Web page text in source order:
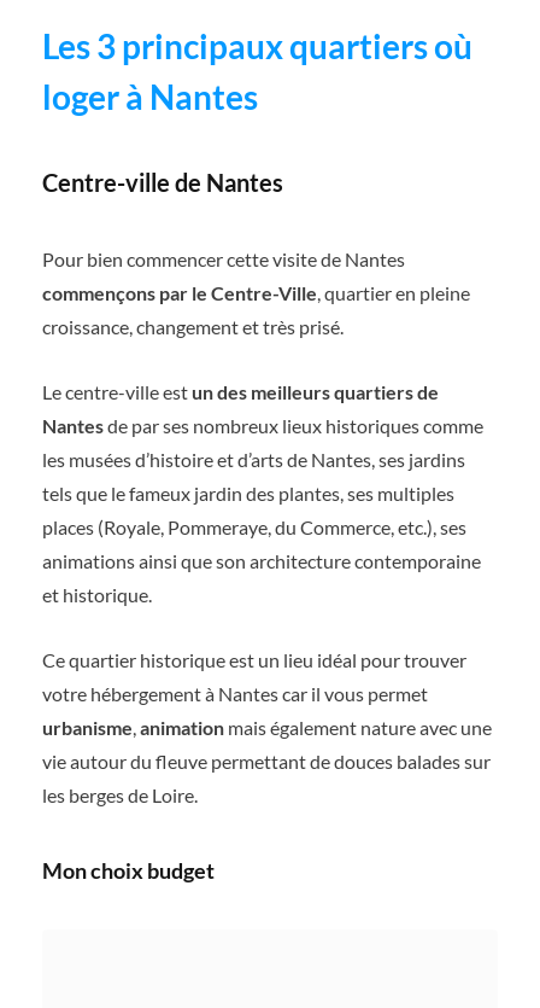
Les 3 principaux quartiers où
loger à Nantes
Centre-ville de Nantes
Pour bien commencer cette visite de Nantes
commençons par le Centre-Ville, quartier en pleine
croissance, changement et très prisé.
Le centre-ville est un des meilleurs quartiers de
Nantesde par ses nombreux lieux historiques comme
les musées d’histoire et d’arts de Nantes, ses jardins
tels que le fameux jardin des plantes, ses multiples
places (Royale, Pommeraye, du Commerce, etc.), ses
animations ainsi que son architecture contemporaine
et historique.
Ce quartier historique est un lieu idéal pour trouver
votre hébergement à Nantes car il vous permet
urbanisme,animation mais également nature avec une
vie autour du fleuve permettant de douces balades sur
les berges de Loire.
Mon choix budget